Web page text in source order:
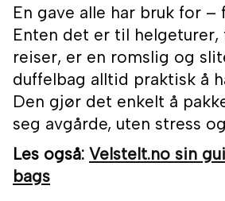
En gave alle har bruk for –
Enten det er til
reiser, er en romslig og
duffelbag alltid praktisk å
Den gjør det enkelt å
seg avgårde, uten stress
Les også: Velstelt.no sin
bags